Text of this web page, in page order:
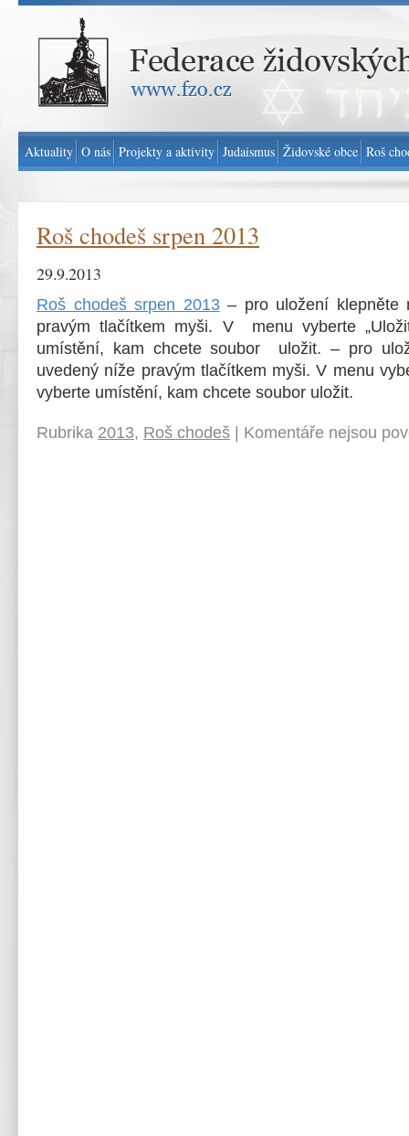
Federace židovských obcí v ČR - www.fzo.cz
Roš chodeš srpen 2013
29.9.2013
Roš chodeš srpen 2013– pro uložení klepněte
pravým tlačítkem myši. V menu vyberte
umístění, kam chcete soubor uložit. – pro
uvedený níže pravým tlačítkem myši. V menu
vyberte umístění, kam chcete soubor uložit.
Rubrika 2013, Roš chodeš Komentáře nejsou
Aktuality O nás Projekty a aktivity Judaismus Židovské obce Roš